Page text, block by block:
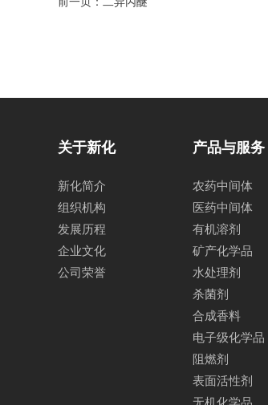
关于新化
新化简介
组织机构
发展历程
企业文化
公司荣誉
产品与服务
农药中间体
医药中间体
有机溶剂
矿产化学品
水处理剂
杀菌剂
合成香料
电子级化学品
阻燃剂
表面活性剂